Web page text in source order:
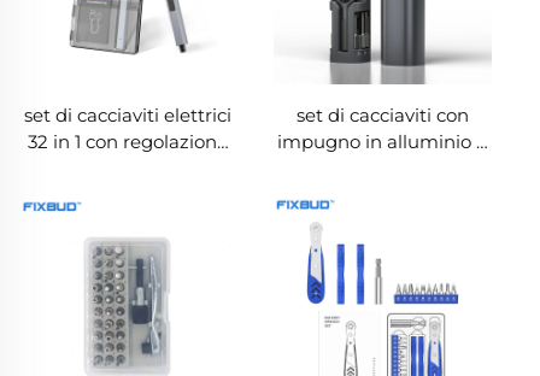
set di cacciaviti elettrici
32 in 1 con regolazione
set di cacciaviti con
impugno in alluminio e